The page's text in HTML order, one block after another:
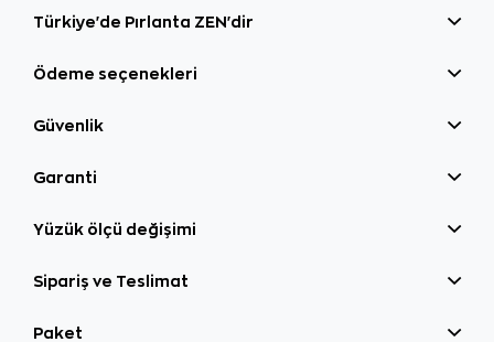
Türkiye'de Pırlanta ZEN'dir
Ödeme seçenekleri
Güvenlik
Garanti
Yüzük ölçü değişimi
Sipariş ve Teslimat
Paket